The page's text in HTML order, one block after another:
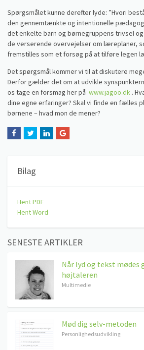
Spørgsmålet kunne derefter lyde: ”Hvori
den gennemtænkte og intentionelle
det enkelte barn og børnegruppens trivsel
de verserende overvejelser om læreplaner,
fremstilles som et forsøg på at tilføre legen
Det spørgsmål kommer vi til at diskutere
Derfor gælder det om at udvikle
os tage en forsmag her på www.jagoo.dk .
dine egne erfaringer? Skal vi finde en fælles
børnene – hvad mon de mener?
Bilag
Hent PDF
Hent Word
SENESTE ARTIKLER
Når lyd og tekst mødes
højtaleren
Multimedie
Mød dig selv-metoden
Personlighedsudvikling